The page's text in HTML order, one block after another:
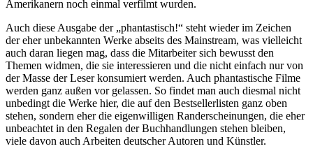
Amerikanern noch einmal verfilmt wurden.
Auch diese Ausgabe der „phantastisch!“ steht wieder im Zeichen
der eher unbekannten Werke abseits des Mainstream, was vielleicht
auch daran liegen mag, dass die Mitarbeiter sich bewusst den
Themen widmen, die sie interessieren und die nicht einfach nur von
der Masse der Leser konsumiert werden. Auch phantastische Filme
werden ganz außen vor gelassen. So findet man auch diesmal nicht
unbedingt die Werke hier, die auf den Bestsellerlisten ganz oben
stehen, sondern eher die eigenwilligen Randerscheinungen, die eher
unbeachtet in den Regalen der Buchhandlungen stehen bleiben,
viele davon auch Arbeiten deutscher Autoren und Künstler.